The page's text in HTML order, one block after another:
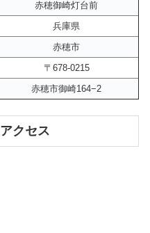
赤穂御崎灯台前
兵庫県
赤穂市
〒678-0215
赤穂市御崎164−2
クセス